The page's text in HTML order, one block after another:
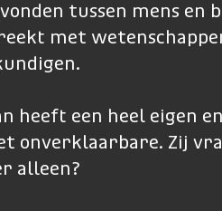
tussen mens en
met
heeft een heel eigen
onverklaarbare. Zij
alleen?